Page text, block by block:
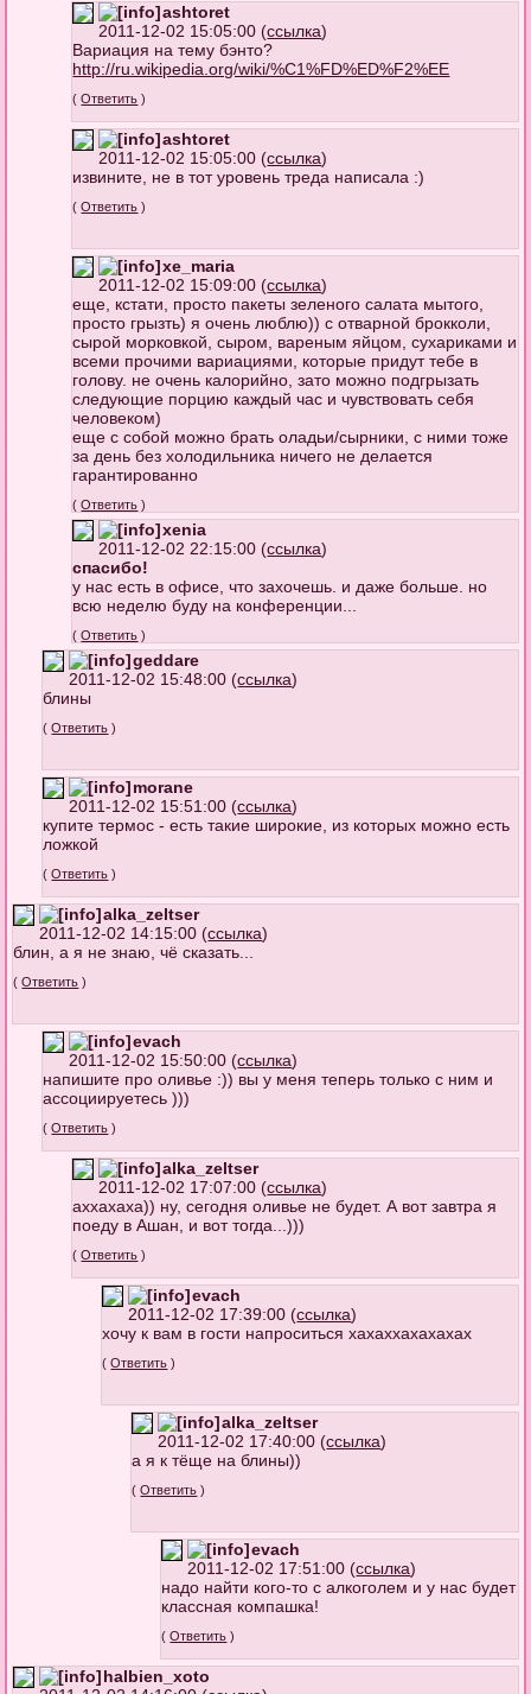
ashtoret
2011-12-02 15:05:00 (ссылка)
Вариация на тему бэнто?
http://ru.wikipedia.org/wiki/%C1%FD%ED%F2%EE
(Ответить )
ashtoret
2011-12-02 15:05:00 (ссылка)
извините, не в тот уровень треда написала :)
(Ответить )
xe_maria
2011-12-02 15:09:00 (ссылка)
еще, кстати, просто пакеты зеленого салата мытого,
просто грызть) я очень люблю)) с отварной брокколи,
сырой морковкой, сыром, вареным яйцом, сухариками и
всеми прочими вариациями, которые придут тебе в
голову. не очень калорийно, зато можно подгрызать
следующие порцию каждый час и чувствовать себя
человеком)
еще с собой можно брать оладьи/сырники, с ними тоже
за день без холодильника ничего не делается
гарантированно
(Ответить )
xenia
2011-12-02 22:15:00 (ссылка)
спасибо!
у нас есть в офисе, что захочешь. и даже больше. но
всю неделю буду на конференции...
(Ответить )
geddare
2011-12-02 15:48:00 (ссылка)
блины
(Ответить )
morane
2011-12-02 15:51:00 (ссылка)
купите термос - есть такие широкие, из которых можно есть
ложкой
(Ответить )
alka_zeltser
2011-12-02 14:15:00 (ссылка)
блин, а я не знаю, чё сказать...
(Ответить )
evach
2011-12-02 15:50:00 (ссылка)
напишите про оливье :)) вы у меня теперь только с ним и
ассоциируетесь )))
(Ответить )
alka_zeltser
2011-12-02 17:07:00 (ссылка)
аххахаха)) ну, сегодня оливье не будет. А вот завтра я
поеду в Ашан, и вот тогда...)))
(Ответить )
evach
2011-12-02 17:39:00 (ссылка)
хочу к вам в гости напроситься хахаххахахахах
(Ответить )
alka_zeltser
2011-12-02 17:40:00 (ссылка)
а я к тёще на блины))
(Ответить )
evach
2011-12-02 17:51:00 (ссылка)
надо найти кого-то с алкоголем и у нас будет
классная компашка!
(Ответить )
halbien_xoto